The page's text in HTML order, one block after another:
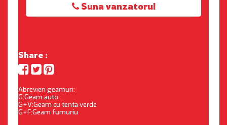
Suna vanzatorul
Share :
Abrevieri geamuri:
G:Geam auto
G+V:Geam cu tenta verde
G+F:Geam fumuriu